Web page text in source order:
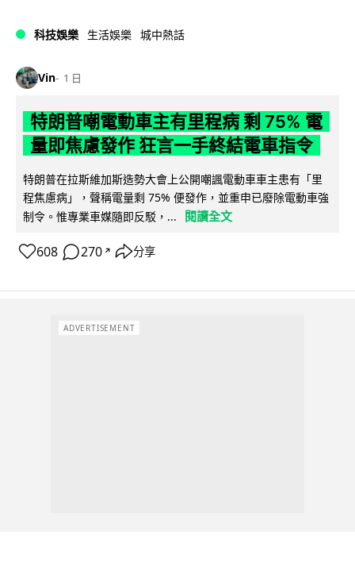
科技娛樂 生活娛樂 城中熱話
Vin 1 日
特朗普嘲電動車主有里程病 剩 75% 電
量即焦慮發作 狂言一手終結電車指令
特朗普在拉斯維加斯造勢大會上公開嘲諷電動車車主患有「里
程焦慮病」，聲稱電量剩 75% 便發作，並重申已廢除電動車強
制令。惟專業車媒隨即反駁，...
閱讀全文
608 270 ↗ 分享
ADVERTISEMENT